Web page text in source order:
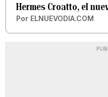
Hermes Croatto, el
Por ELNUEVODIA.COM